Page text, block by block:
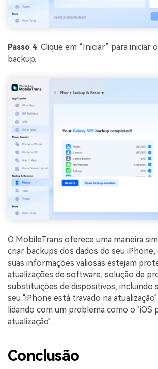
Passo 4: Clique em “Iniciar” para iniciar
backup.
O MobileTrans oferece uma maneira
criar backups dos dados do seu
suas informações valiosas estejam
atualizações de software, solução de
substituições de dispositivos, incluindo
seu "iPhone está travado na
lidando com um problema como o "iOS
atualização".
Conclusão